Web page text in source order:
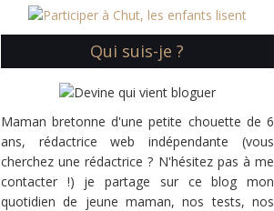
Qui suis-je ?
Maman bretonne d'une petite chouette de 6
ans, rédactrice web indépendante (vous
cherchez une rédactrice ? N'hésitez pas à me
contacter !) je partage sur ce blog mon
quotidien de jeune maman, nos tests, nos